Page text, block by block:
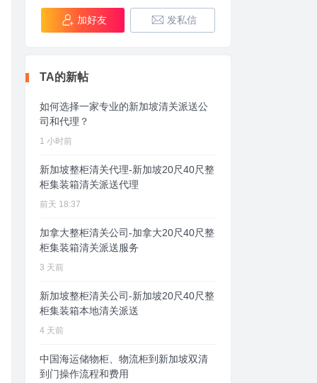
加好友 发私信
TA的新帖
如何选择一家专业的新加坡清关派送公
司和代理？
1 小时前
新加坡整柜清关代理-新加坡20尺40尺整
柜集装箱清关派送代理
前天 18:37
加拿大整柜清关公司-加拿大20尺40尺整
柜集装箱清关派送服务
3 天前
新加坡整柜清关公司-新加坡20尺40尺整
柜集装箱本地清关派送
4 天前
中国海运储物柜、物流柜到新加坡双清
到门操作流程和费用